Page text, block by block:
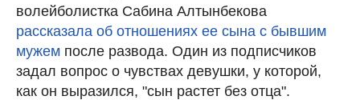
волейболистка Сабина Алтынбекова
рассказала об отношениях ее сына с бывшим
мужем после развода. Один из подписчиков
задал вопрос о чувствах девушки, у которой,
как он выразился, "сын растет без отца".